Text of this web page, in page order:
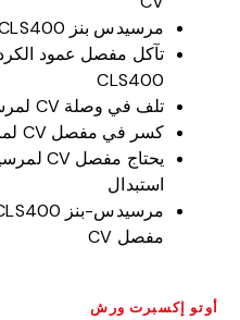
مرسيدس بنز CLS400 مفصل CV مفكوك
تآكل مفصل عمود
CLS400
تلف في وصلة CV لمرسيدس-بنز CLS400
كسر في مفصل CV لمرسيدس-بنز CLS400
استبدال
مفصل CV
أوتو إكسبرت ورش